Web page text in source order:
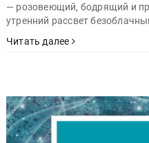
— розовеющий, бодрящий и
утренний рассвет
Читать далее